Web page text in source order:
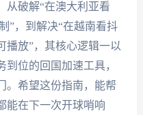
从破解“在澳大利亚看
”，到解决“在越南看抖
播放”，其核心逻辑一以
位的回国加速工具，
。希望这份指南，能帮
能在下一次开球哨响